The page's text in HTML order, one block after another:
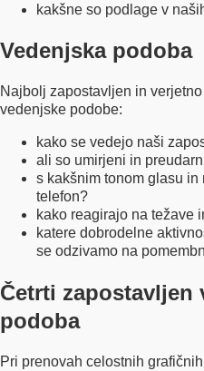
kakšne so podlage v
Vedenjska podoba
Najbolj zapostavljen in
vedenjske podobe:
kako se vedejo naši
ali so umirjeni in
s kakšnim tonom glasu
telefon?
kako reagirajo na težave
katere dobrodelne
se odzivamo na
Četrti zapostavljen
podoba
Pri prenovah celostnih